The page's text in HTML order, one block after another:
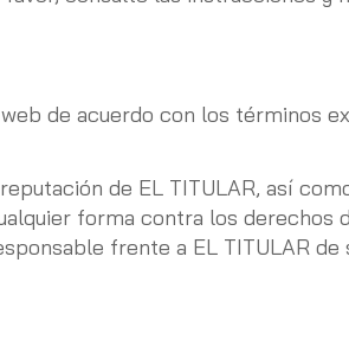
de acuerdo con los términos
de EL TITULAR, así
forma contra los derechos
frente a EL TITULAR de